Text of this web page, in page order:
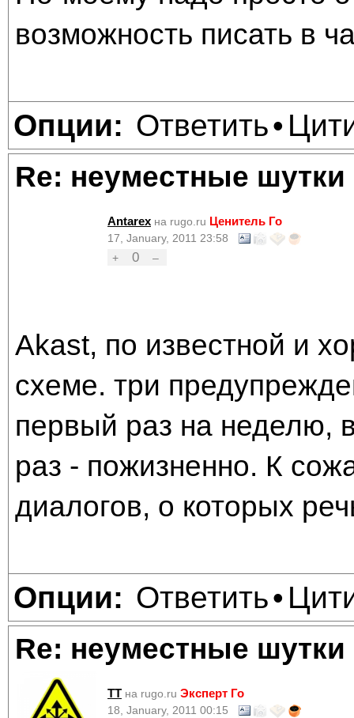
возможность писать в
Опции: Ответить•
Re: неуместные шутки
Antarex на rugo.ru Ценитель Го
17, January, 2011 23:58
+
0 –
Akast, по известной и
схеме. три
первый раз на неделю,
раз - пожизненно. К
диалогов, о которых
Опции: Ответить•
Re: неуместные шутки
TT на rugo.ru Эксперт Го
18, January, 2011 00:15